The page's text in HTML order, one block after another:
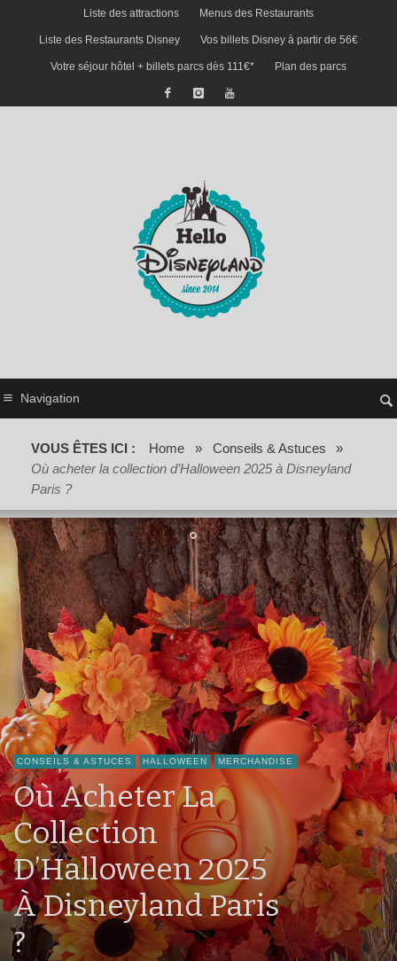
Liste des attractions Menus des Restaurants
Liste des Restaurants Disney Vos billets Disney à partir de 56€
Votre séjour hôtel + billets parcs dès 111€* Plan des parcs
Navigation
VOUS ÊTES ICI : Home » Conseils & Astuces
»
Où acheter la collection d’Halloween 2025 à Disneyland
Paris ?
CONSEILS & ASTUCES HALLOWEEN MERCHANDISE
Où Acheter La
Collection
D’Halloween 2025
À Disneyland Paris
?